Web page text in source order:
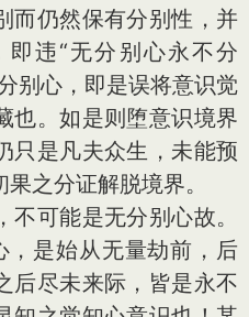
而仍然保有分别性，并
即违“无分别心永不分
别心，即是误将意识觉
也。如是则堕意识境界
只是凡夫众生，未能预
之分证解脱境界。
可能是无分别心故。
是始从无量劫前，后
后尽未来际，皆是永不